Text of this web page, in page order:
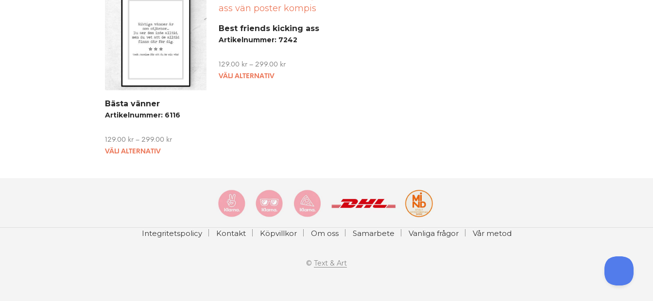
Bästa vänner
Artikelnummer: 6116
129.00 kr– 299.00 kr
VÄLJ ALTERNATIVThis
options
Best friends kicking ass
Artikelnummer: 7242
129.00 kr – 299.00 kr
VÄLJ ALTERNATIVThis
chosen
on
the
product
Integritetspolicy Kontakt Köpvillkor Om oss Samarbete Vanliga frågor Vår metod
© Text & Art